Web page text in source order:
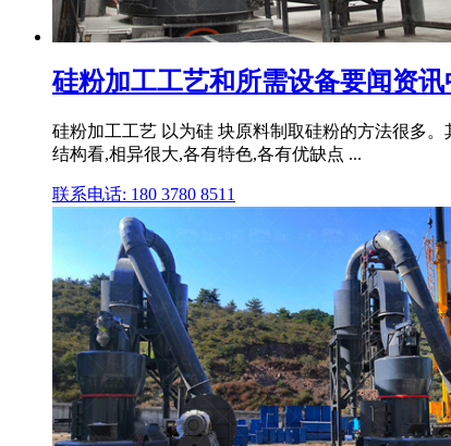
硅粉加工工艺和所需设备要闻资讯
硅粉加工工艺 以为硅 块原料制取硅粉的方法很多
结构看,相异很大,各有特色,各有优缺点 ...
联系电话: 180 3780 8511